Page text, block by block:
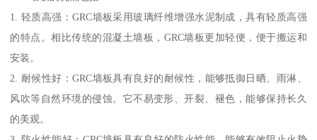
1. 轻质高强：GRC墙板采用玻璃纤维增强水泥制成，具有轻质高强
的特点。相比传统的混凝土墙板，GRC墙板更加轻便，便于搬运和
安装。
2. 耐候性好：GRC墙板具有良好的耐候性，能够抵御日晒、雨淋、
风吹等自然环境的侵蚀。它不易变形、开裂、褪色，能够保持长久
的美观。